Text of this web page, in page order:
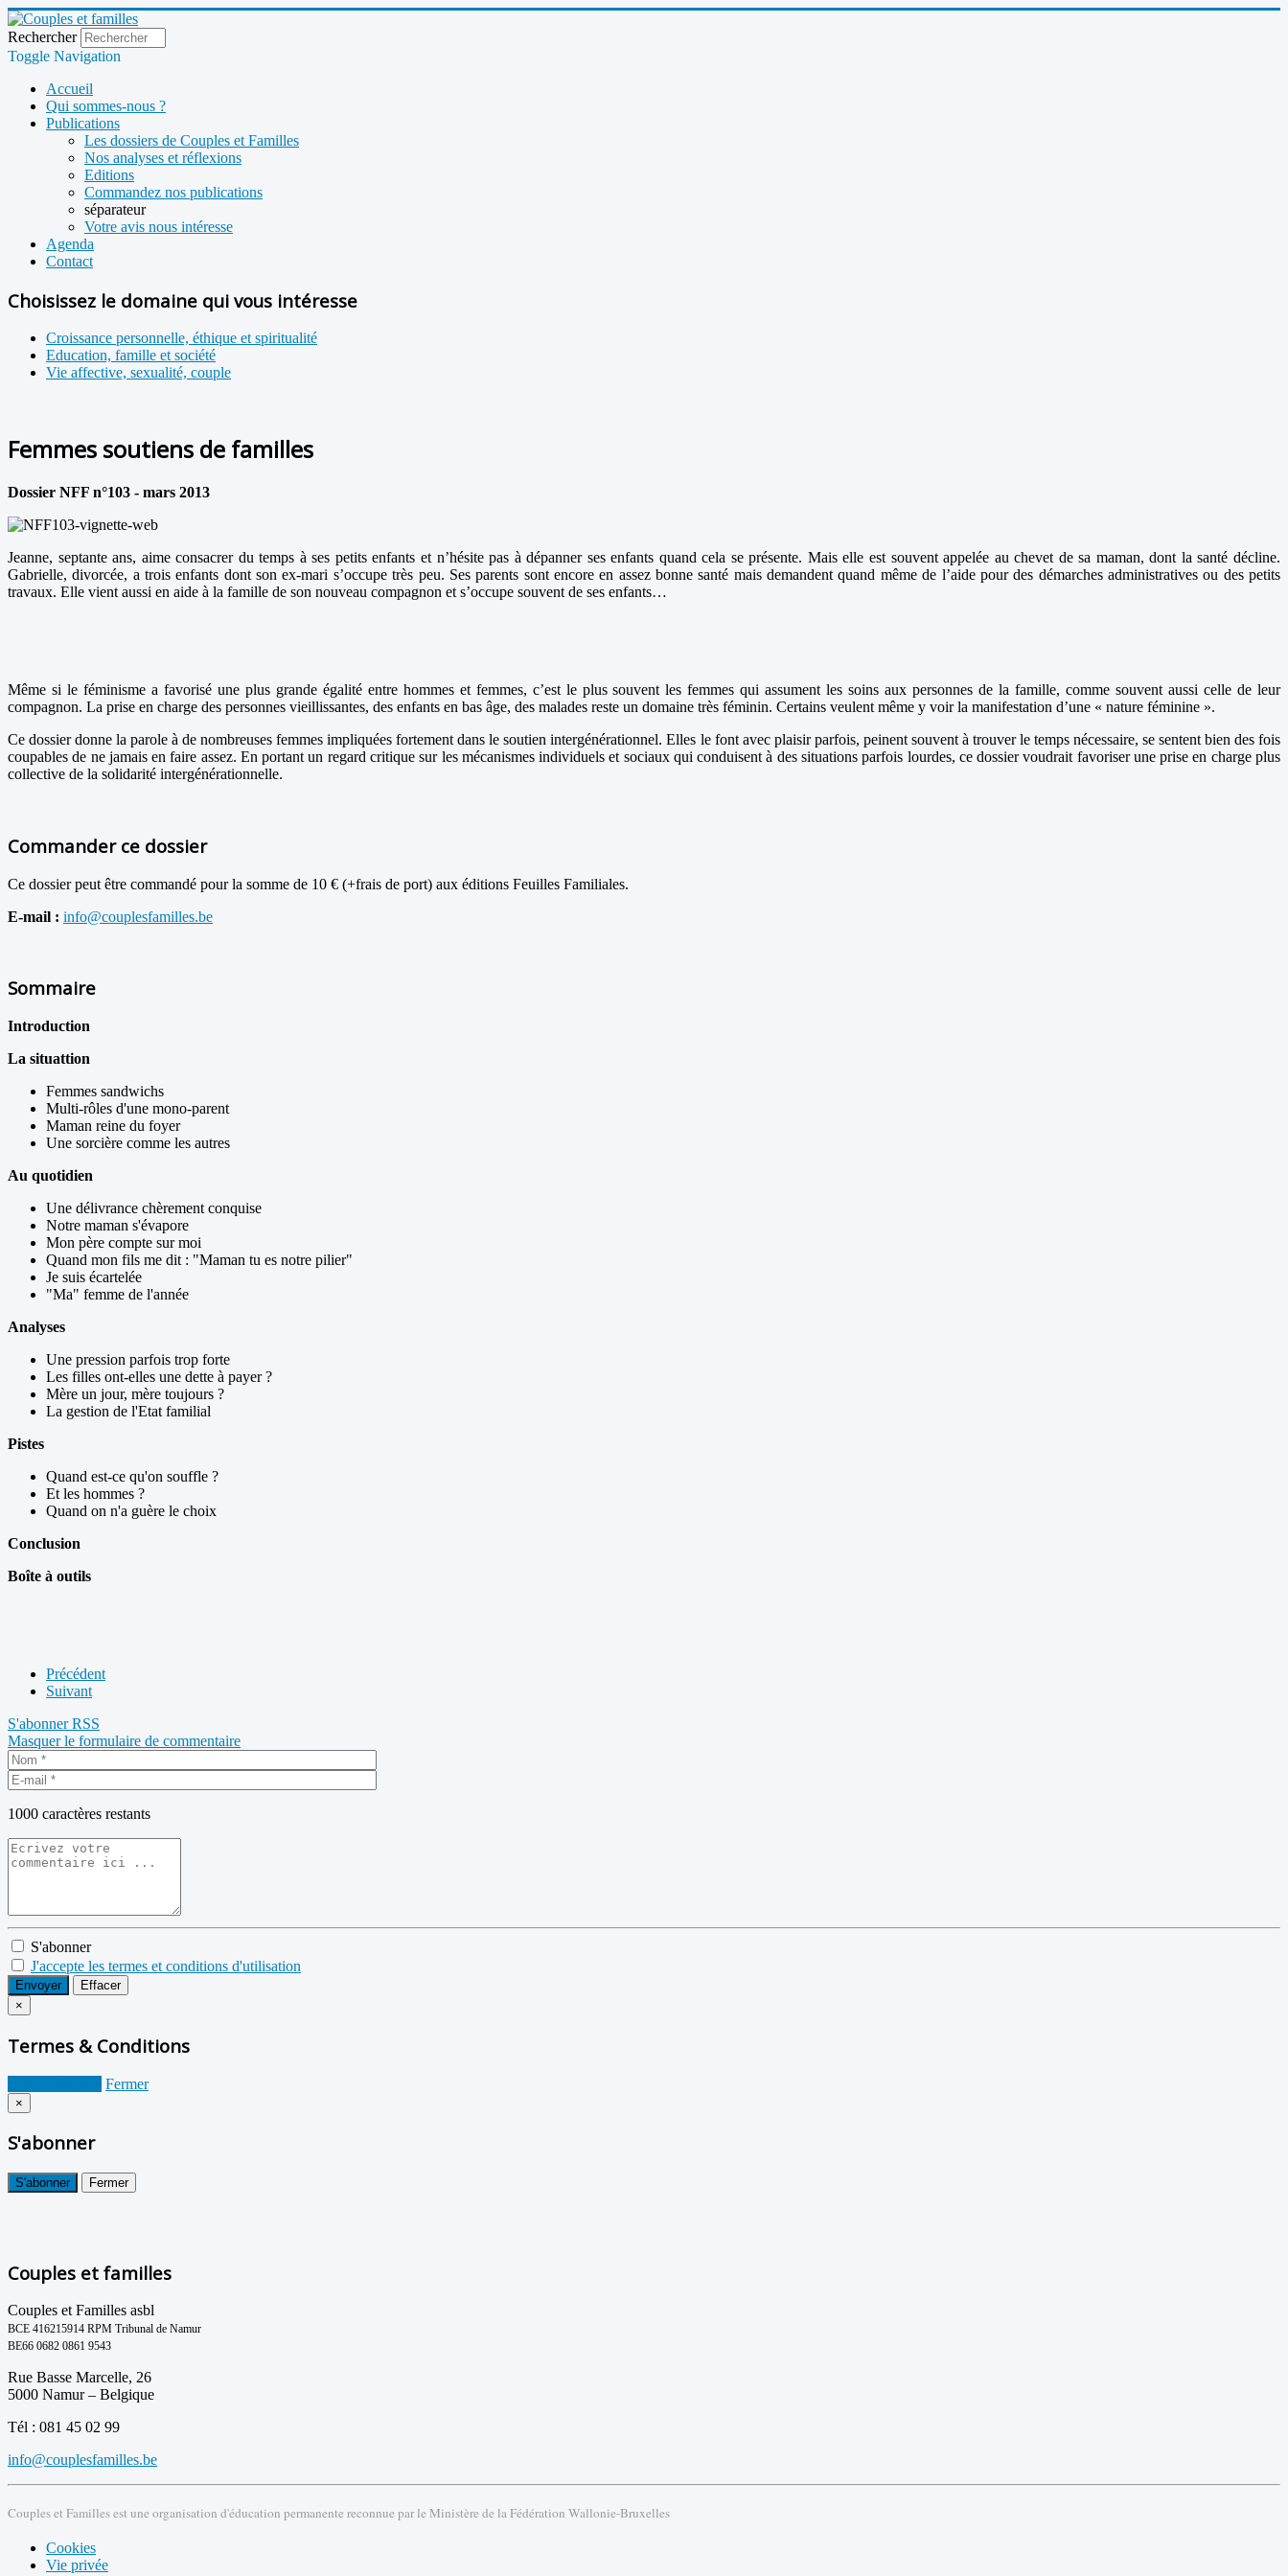
Rechercher
Toggle Navigation
Accueil
Qui sommes-nous ?
Publications
Les dossiers de Couples et Familles
Nos analyses et réflexions
Editions
Commandez nos publications
séparateur
Votre avis nous intéresse
Agenda
Contact
Choisissez le domaine qui vous intéresse
Croissance personnelle, éthique et spiritualité
Education, famille et société
Vie affective, sexualité, couple
Femmes soutiens de familles
Dossier NFF n°103 - mars 2013
Jeanne, septante ans, aime consacrer du temps à ses petits enfants et n’hésite pas à dépanner ses enfants quand cela se présente. Mais elle est souvent appelée au chevet de sa maman, dont la santé décline.
Gabrielle, divorcée, a trois enfants dont son ex-mari s’occupe très peu. Ses parents sont encore en assez bonne santé mais demandent quand même de l’aide pour des démarches administratives ou des petits
travaux. Elle vient aussi en aide à la famille de son nouveau compagnon et s’occupe souvent de ses enfants…
Même si le féminisme a favorisé une plus grande égalité entre hommes et femmes, c’est le plus souvent les femmes qui assument les soins aux personnes de la famille, comme souvent aussi celle de leur
compagnon. La prise en charge des personnes vieillissantes, des enfants en bas âge, des malades reste un domaine très féminin. Certains veulent même y voir la manifestation d’une « nature féminine ».
Ce dossier donne la parole à de nombreuses femmes impliquées fortement dans le soutien intergénérationnel. Elles le font avec plaisir parfois, peinent souvent à trouver le temps nécessaire, se sentent bien des fois
coupables de ne jamais en faire assez. En portant un regard critique sur les mécanismes individuels et sociaux qui conduisent à des situations parfois lourdes, ce dossier voudrait favoriser une prise en charge plus
collective de la solidarité intergénérationnelle.
Commander ce dossier
Ce dossier peut être commandé pour la somme de 10 € (+frais de port) aux éditions Feuilles Familiales.
E-mail : info@couplesfamilles.be
Sommaire
Introduction
La situattion
Femmes sandwichs
Multi-rôles d'une mono-parent
Maman reine du foyer
Une sorcière comme les autres
Au quotidien
Une délivrance chèrement conquise
Notre maman s'évapore
Mon père compte sur moi
Quand mon fils me dit : "Maman tu es notre pilier"
Je suis écartelée
"Ma" femme de l'année
Analyses
Une pression parfois trop forte
Les filles ont-elles une dette à payer ?
Mère un jour, mère toujours ?
La gestion de l'Etat familial
Pistes
Quand est-ce qu'on souffle ?
Et les hommes ?
Quand on n'a guère le choix
Conclusion
Boîte à outils
Précédent
Suivant
S'abonnerRSS
Masquer le formulaire de commentaire
1000 caractères restants
S'abonner
J'accepte les termes et conditions d'utilisation
Envoyer
Effacer
×
Termes & Conditions
Fermer
×
S'abonner
S'abonner Fermer
Couples et familles
Couples et Familles asbl
BCE 416215914 RPM Tribunal de Namur
BE66 0682 0861 9543
Rue Basse Marcelle, 26
5000 Namur – Belgique
Tél : 081 45 02 99
info@couplesfamilles.be
Couples et Familles est une organisation d'éducation permanente reconnue par le Ministère de la Fédération Wallonie-Bruxelles
Cookies
Vie privée